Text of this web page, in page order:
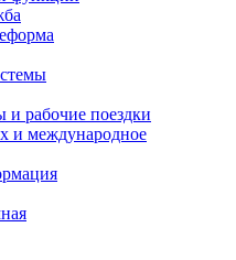
рабочие поездки
и международное